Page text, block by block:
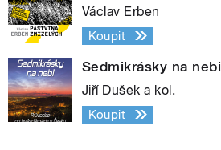
Václav Erben
Koupit
Sedmikrásky na nebi
Jiří Dušek a kol.
Koupit